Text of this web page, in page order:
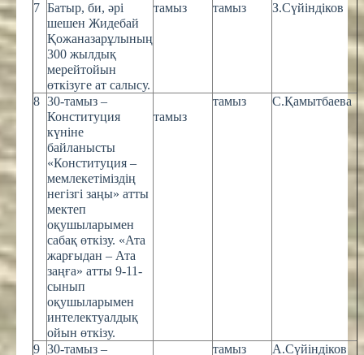
7 Батыр, би, әрі
шешен Жидебай
Қожаназарұлының
300 жылдық
мерейтойын
өткізуге ат салысу.
тамыз тамыз З.Сүйіндіков
8 30-тамыз –
Конституция
күніне
байланысты
«Конституция –
мемлекетіміздің
негізгі заңы» атты
мектеп
оқушыларымен
сабақ өткізу. «Ата
жарғыдан – Ата
заңға» атты 9-11-
сынып
оқушыларымен
интелектуалдық
ойын өткізу.
тамыз
тамыз С.Қамытбаева
9 30-тамыз – тамыз А.Сүйіндіков